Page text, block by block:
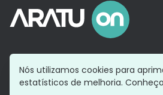
Nós utilizamos cookies para
estatísticos de melhoria.